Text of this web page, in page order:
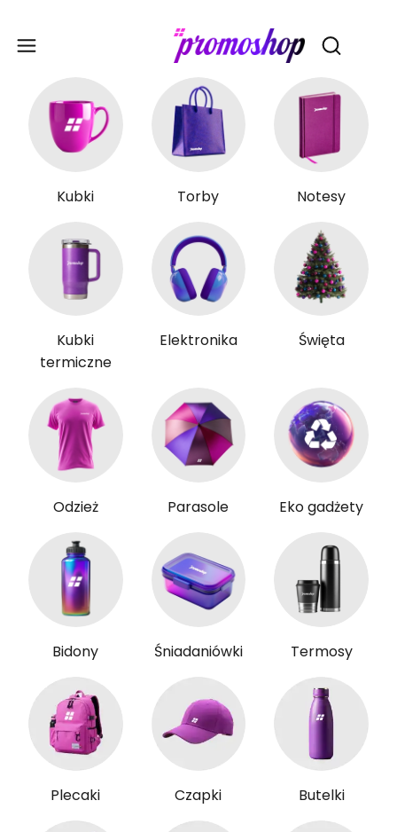
Otwórz
Kubki Torby Notesy
Kubki
termiczne
Elektronika Święta
Odzież Parasole Eko gadżety
Bidony Śniadaniówki Termosy
Plecaki Czapki Butelki